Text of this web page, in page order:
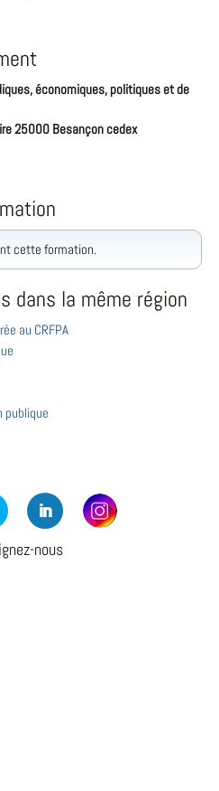
économiques, politiques et de
25000 Besançon cedex
cette formation.
dans la même région
au CRFPA
publique
nous